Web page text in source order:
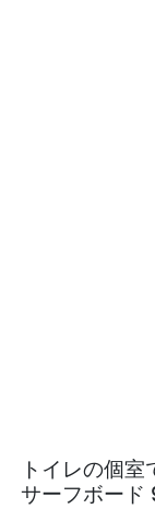
トイレの個室
サーフボード